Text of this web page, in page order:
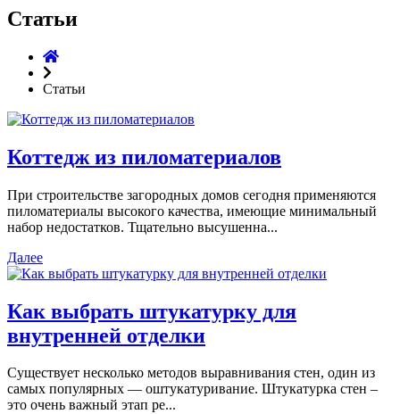
Статьи
Статьи
Коттедж из пиломатериалов
При строительстве загородных домов сегодня применяются
пиломатериалы высокого качества, имеющие минимальный
набор недостатков. Тщательно высушенна...
Далее
Как выбрать штукатурку для
внутренней отделки
Существует несколько методов выравнивания стен, один из
самых популярных — оштукатуривание. Штукатурка стен –
это очень важный этап ре...